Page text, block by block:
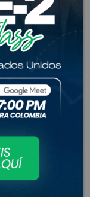
en
la categoría
para
tratados
deseen
que